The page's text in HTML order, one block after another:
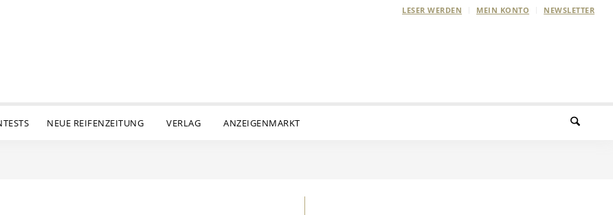
LESER WERDEN MEIN KONTO NEWSLETTER
NEUE REIFENZEITUNG VERLAG ANZEIGENMARKT